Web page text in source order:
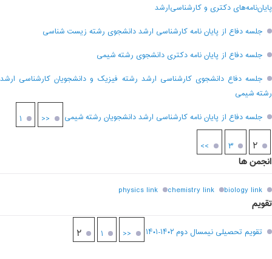
پایان‌نامه‌های دکتری و کارشناسی‌ارشد
جلسه دفاع از پایان نامه کارشناسی ارشد دانشجوی رشته زیست شناسی
جلسه دفاع از پایان نامه دکتری دانشجوی رشته شیمی
جلسه دفاع دانشجوی کارشناسی ارشد رشته فیزیک و دانشجویان کارشناسی ارشد
رشته شیمی
جلسه دفاع از پایان نامه کارشناسی ارشد دانشجویان رشته شیمی
<< ۱
۲ ۳ >>
انجمن ها
biology link
chemistry link
physics link
تقویم
تقویم تحصیلی نیمسال دوم ۱۴۰۲-۱۴۰۱ << ۱ ۲